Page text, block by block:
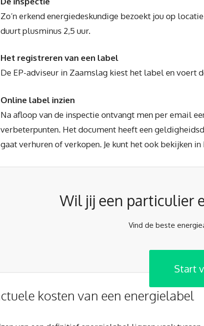
Zo’n erkend energiedeskundige bezoekt jou op
duurt plusminus 2,5 uur.
Het registreren van een label
De EP-adviseur in Zaamslag kiest het label en voert
Online label inzien
Na afloop van de inspectie ontvangt men per email
verbeterpunten. Het document heeft een
gaat verhuren of verkopen. Je kunt het ook bekijken
Wil jij een particulier
Vind de beste
Start
kosten van een energielabel